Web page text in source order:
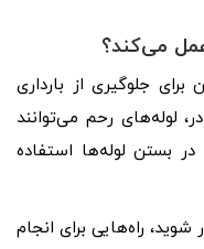
می‌کند؟
جلوگیری از بارداری
نادر، لوله‌های رحم می‌توانند
بستن لوله‌ها استفاده
شوید، راه‌هایی برای انجام